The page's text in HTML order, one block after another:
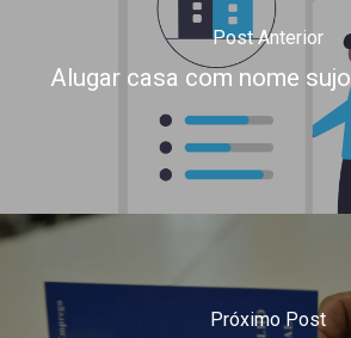
Post Anterior
Alugar casa com nome
Próximo Post